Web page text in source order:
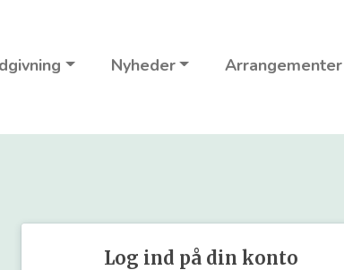
Nyheder Arrangementer
Log ind på din konto